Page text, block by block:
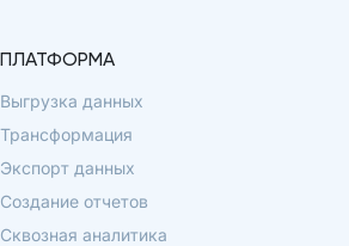
ПЛАТФОРМА
Выгрузка данных
Трансформация
Экспорт данных
Создание отчетов
Сквозная аналитика